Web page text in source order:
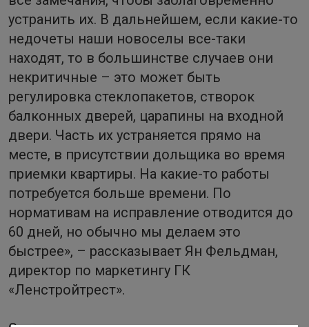
устранить их. В дальнейшем, если какие-то
недочеты наши новоселы все-таки
находят, то в большинстве случаев они
некритичные – это может быть
регулировка стеклопакетов, створок
балконных дверей, царапины на входной
двери. Часть их устраняется прямо на
месте, в присутствии дольщика во время
приемки квартиры. На какие-то работы
потребуется больше времени. По
нормативам на исправление отводится до
60 дней, но обычно мы делаем это
быстрее», – рассказывает Ян Фельдман,
директор по маркетингу ГК
«Ленстройтрест».